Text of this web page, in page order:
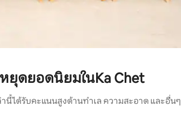
ยุดยอดนิยมในKa Chet
นี้ได้รับคะแนนสูงด้านทำเล ความสะอาด และอื่นๆ